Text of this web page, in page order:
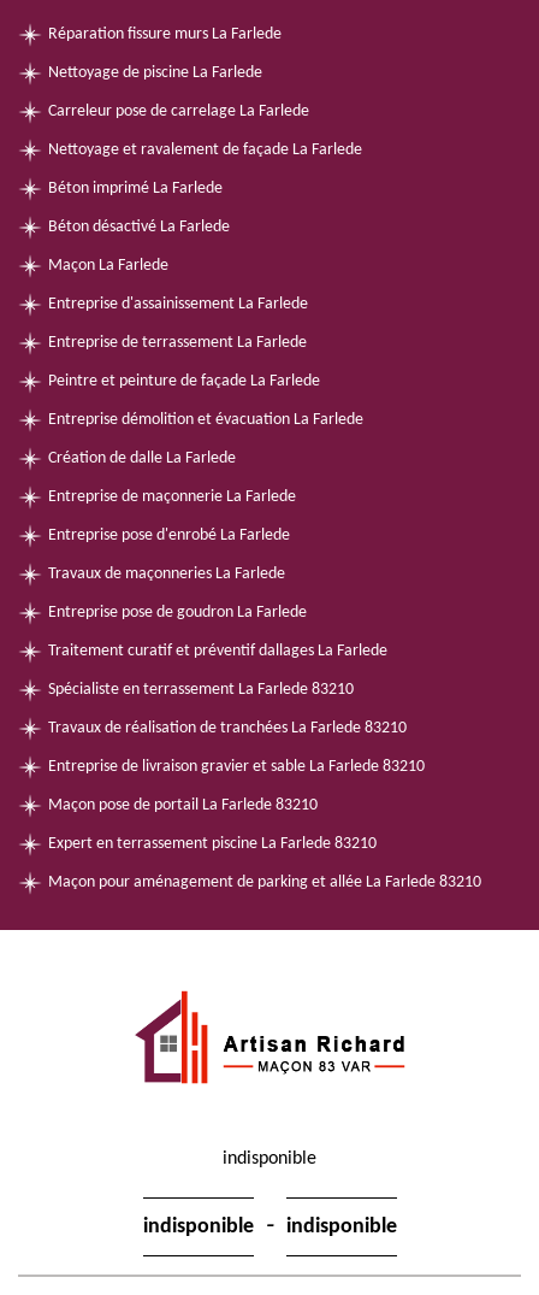
Réparation fissure murs La Farlede
Nettoyage de piscine La Farlede
Carreleur pose de carrelage La Farlede
Nettoyage et ravalement de façade La Farlede
Béton imprimé La Farlede
Béton désactivé La Farlede
Maçon La Farlede
Entreprise d'assainissement La Farlede
Entreprise de terrassement La Farlede
Peintre et peinture de façade La Farlede
Entreprise démolition et évacuation La Farlede
Création de dalle La Farlede
Entreprise de maçonnerie La Farlede
Entreprise pose d'enrobé La Farlede
Travaux de maçonneries La Farlede
Entreprise pose de goudron La Farlede
Traitement curatif et préventif dallages La Farlede
Spécialiste en terrassement La Farlede 83210
Travaux de réalisation de tranchées La Farlede 83210
Entreprise de livraison gravier et sable La Farlede 83210
Maçon pose de portail La Farlede 83210
Expert en terrassement piscine La Farlede 83210
Maçon pour aménagement de parking et allée La Farlede 83210
indisponible
indisponible - indisponible